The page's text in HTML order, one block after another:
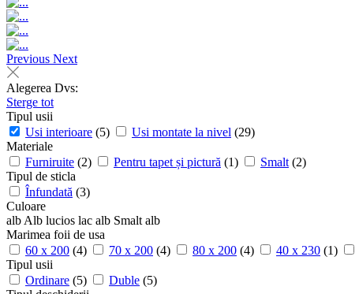
Previous Next
Alegerea Dvs:
Sterge tot
Tipul usii
Usi interioare (5) Usi montate la nivel (29)
Materiale
Furniruite (2) Pentru tapet și pictură (1) Smalt (2)
Tipul de sticla
Înfundată (3)
Culoare
alb Alb lucios lac alb Smalt alb
Marimea foii de usa
60 x 200 (4) 70 x 200 (4) 80 x 200 (4) 40 x 230 (1)
Tipul usii
Ordinare (5) Duble (5)